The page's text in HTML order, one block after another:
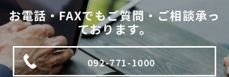
法令に基づく場合
利用目的の範囲内で個人情報の取扱いの全部又は一部を委託
する場合
人の生命、身体又は財産の保護のために必要で、ご本人の同
意を得ることが難しいとき
公衆衛生の向上、児童の健全な育成のために必要で、ご本人
の同意を得ることが難しいとき
お電話・FAXでもご質問・ご相談承っ
ております。
092-771-1000